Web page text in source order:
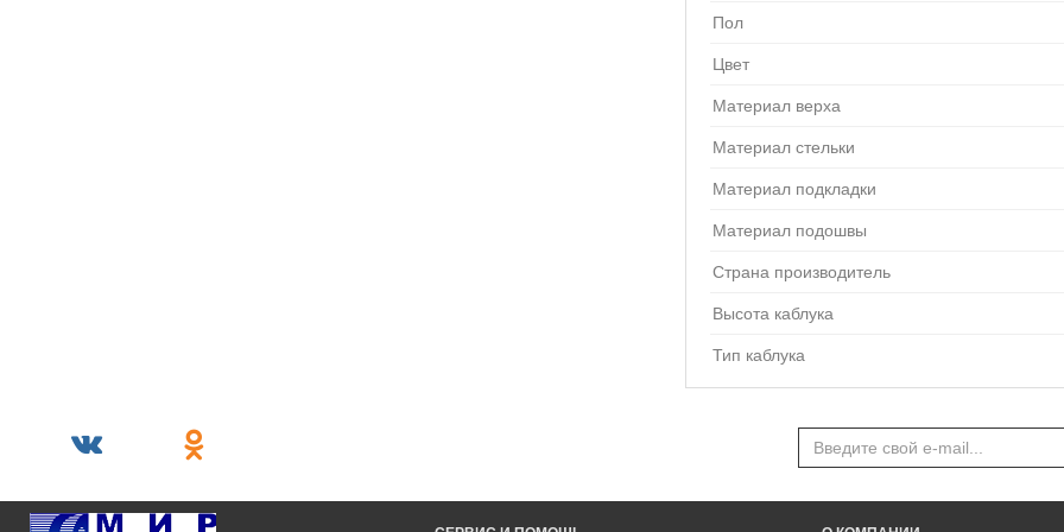
Пол
Цвет
Материал верха
Материал стельки
Материал подкладки
Материал подошвы
Страна производитель
Высота каблука
Тип каблука